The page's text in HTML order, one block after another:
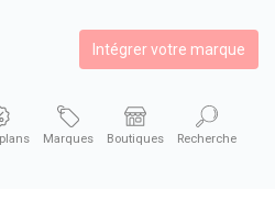
Intégrer votre marque
Marques Boutiques Recherche